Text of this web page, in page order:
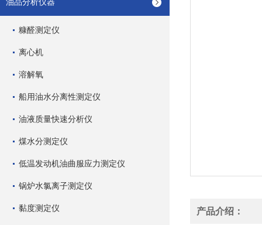
糠醛测定仪
离心机
溶解氧
船用油水分离性测定仪
油液质量快速分析仪
煤水分测定仪
低温发动机油曲服应力测定仪
锅炉水氯离子测定仪
黏度测定仪 产品介绍：